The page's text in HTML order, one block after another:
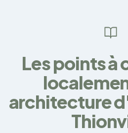
Les points à
architecture